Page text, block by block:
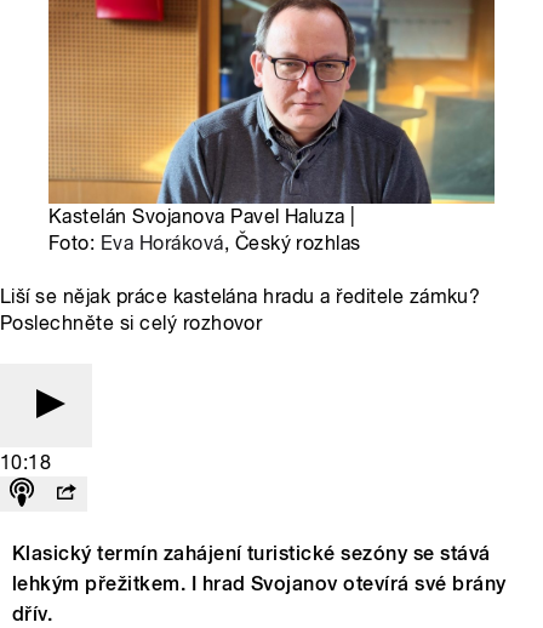
Kastelán Svojanova Pavel Haluza |
Foto: Eva Horáková, Český rozhlas
Liší se nějak práce kastelána hradu a ředitele zámku?
Poslechněte si celý rozhovor
10:18
Klasický termín zahájení turistické sezóny se stává
lehkým přežitkem. I hrad Svojanov otevírá své brány
dřív.